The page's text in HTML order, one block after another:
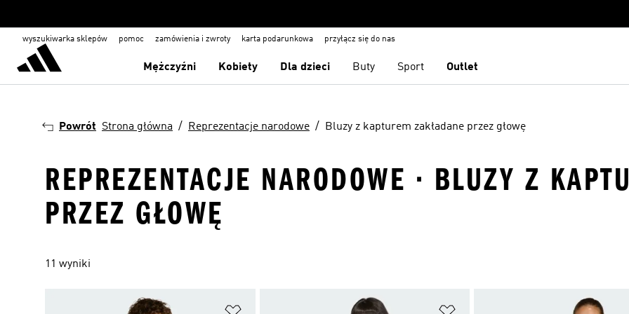
wyszukiwarka sklepów pomoc zamówienia i zwroty karta podarunkowa przyłącz się do nas
Mężczyźni Kobiety Dla dzieci Buty Sport Outlet
Powrót Strona główna Reprezentacje narodowe Bluzy z kapturem zakładane przez głowę
REPREZENTACJE NARODOWE · BLUZY Z
PRZEZ GŁOWĘ
11 wyniki